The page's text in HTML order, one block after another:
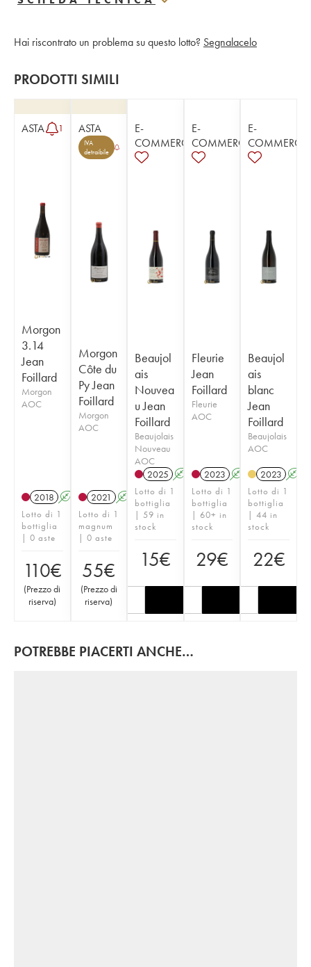
Hai riscontrato un problema su questo lotto? Segnalacelo
PRODOTTI SIMILI
ASTA 1
Morgon
3.14
Jean
Foillard
Morgon
AOC
2018 A K
Lotto di 1
bottiglia
| 0 aste
110€
(Prezzo di
riserva)
ASTA
IVA
detraibile
Morgon
Côte du
Py Jean
Foillard
Morgon
AOC
2021 A K
Lotto di 1
magnum
| 0 aste
55€
(Prezzo di
riserva)
E-
COMMERCE
Beaujol
ais
Nouvea
u Jean
Foillard
Beaujolais
Nouveau
AOC
2025 A K
Lotto di 1
bottiglia
| 59 in
stock
15€
E-
COMMERCE
Fleurie
Jean
Foillard
Fleurie
AOC
2023 A K
Lotto di 1
bottiglia
| 60+ in
stock
29€
E-
COMMERCE
Beaujol
ais
blanc
Jean
Foillard
Beaujolais
AOC
2023 A
Lotto di 1
bottiglia
| 44 in
stock
22€
POTREBBE PIACERTI ANCHE…